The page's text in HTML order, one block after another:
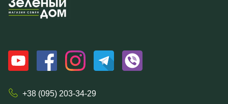
+38 (095) 203-34-29